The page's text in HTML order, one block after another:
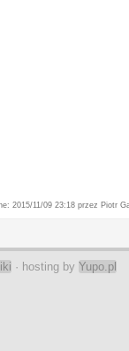
2015/11/09 23:18 przez Piotr
· hosting by Yupo.pl